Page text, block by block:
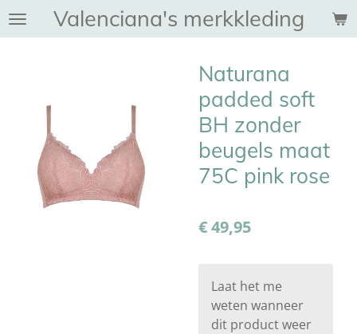
Ga
direct
Valenciana's merkkleding
Naturana
padded soft
BH zonder
beugels maat
75C pink rose
€ 49,95
Laat het me
weten wanneer
dit product weer